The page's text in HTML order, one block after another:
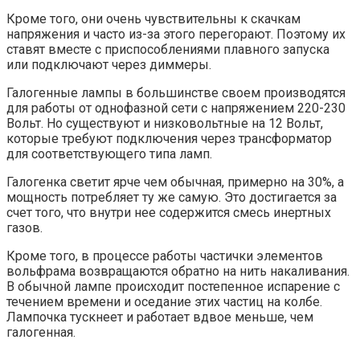
Кроме того, они очень чувствительны к скачкам
напряжения и часто из-за этого перегорают. Поэтому их
ставят вместе с приспособлениями плавного запуска
или подключают через диммеры.
Галогенные лампы в большинстве своем производятся
для работы от однофазной сети с напряжением 220-230
Вольт. Но существуют и низковольтные на 12 Вольт,
которые требуют подключения через трансформатор
для соответствующего типа ламп.
Галогенка светит ярче чем обычная, примерно на 30%, а
мощность потребляет ту же самую. Это достигается за
счет того, что внутри нее содержится смесь инертных
газов.
Кроме того, в процессе работы частички элементов
вольфрама возвращаются обратно на нить накаливания.
В обычной лампе происходит постепенное испарение с
течением времени и оседание этих частиц на колбе.
Лампочка тускнеет и работает вдвое меньше, чем
галогенная.